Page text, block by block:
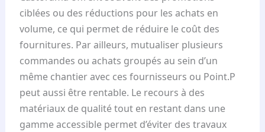
ciblées ou des réductions pour les achats en
volume, ce qui permet de réduire le coût des
fournitures. Par ailleurs, mutualiser plusieurs
commandes ou achats groupés au sein d’un
même chantier avec ces fournisseurs ou Point.P
peut aussi être rentable. Le recours à des
matériaux de qualité tout en restant dans une
gamme accessible permet d’éviter des travaux